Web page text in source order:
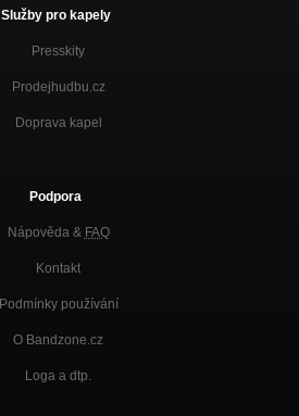
Služby pro kapely
Presskity
Prodejhudbu.cz
Doprava kapel
Podpora
Nápověda & FAQ
Kontakt
Podmínky používání
O Bandzone.cz
Loga a dtp.